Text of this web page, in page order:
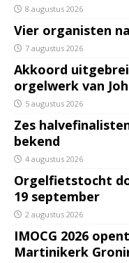
8 augustus 2026
Vier organisten
7 augustus 2026
Akkoord
orgelwerk van
5 augustus 2026
Zes
bekend
4 augustus 2026
Orgelfietstocht
19 september
2 augustus 2026
IMOCG 2026
Martinikerk